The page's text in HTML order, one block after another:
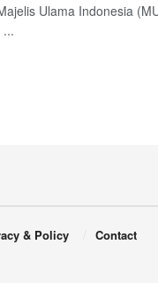
Ulama Indonesia
& Policy Contact